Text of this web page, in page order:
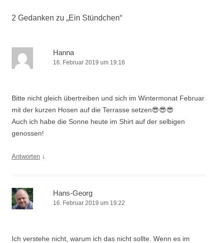
2 Gedanken zu „Ein Stündchen“
Hanna
16. Februar 2019 um 19:16
Bitte nicht gleich übertreiben und sich im Wintermonat Februar
mit der kurzen Hosen auf die Terrasse setzen😎😎😎
Auch ich habe die Sonne heute im Shirt auf der selbigen
genossen!
Antworten ↓
Hans-Georg
16. Februar 2019 um 19:22
Ich verstehe nicht, warum ich das nicht sollte. Wenn es im